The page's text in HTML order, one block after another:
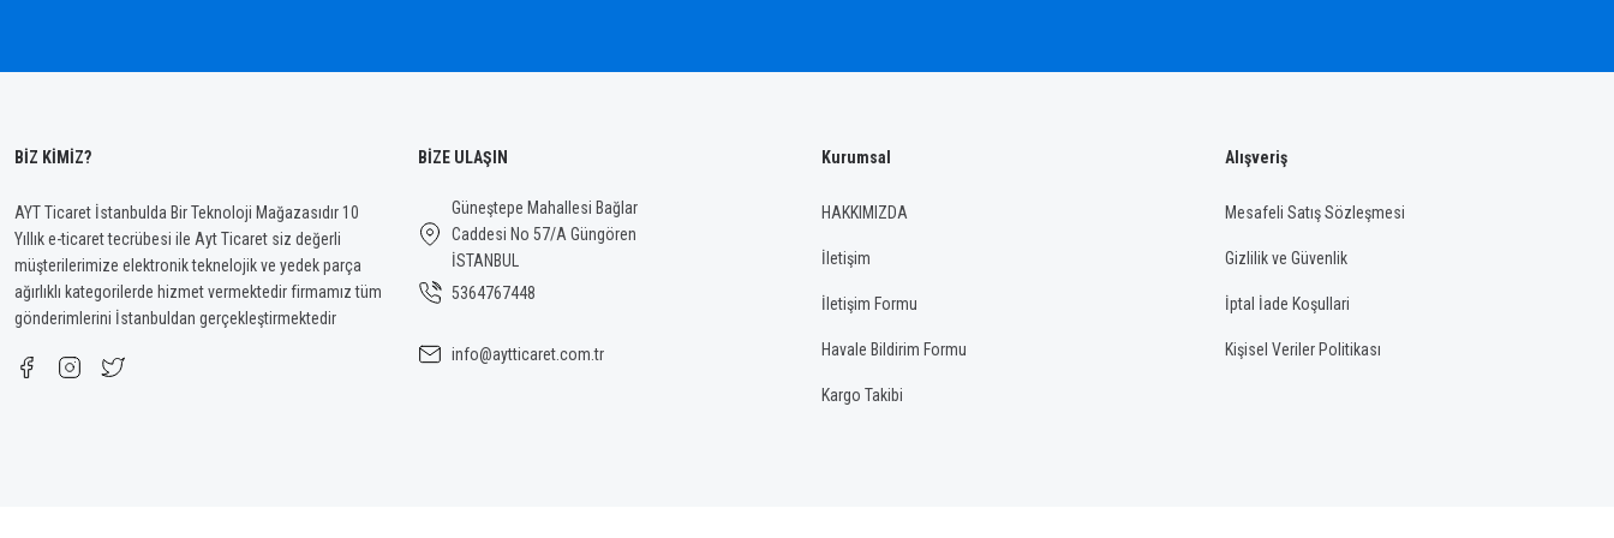
BİZ KİMİZ?
AYT Ticaret İstanbulda Bir Teknoloji Mağazasıdır 10
Yıllık e-ticaret tecrübesi ile Ayt Ticaret siz değerli
müşterilerimize elektronik teknelojik ve yedek parça
ağırlıklı kategorilerde hizmet vermektedir firmamız tüm
gönderimlerini İstanbuldan gerçekleştirmektedir
BİZE ULAŞIN
Güneştepe Mahallesi Bağlar
Caddesi No 57/A Güngören
İSTANBUL
5364767448
info@aytticaret.com.tr
Kurumsal
HAKKIMIZDA
İletişim
İletişim Formu
Havale Bildirim Formu
Kargo Takibi
Alışveriş
Mesafeli Satış Sözleşmesi
Gizlilik ve Güvenlik
İptal İade Koşullari
Kişisel Veriler Politikası